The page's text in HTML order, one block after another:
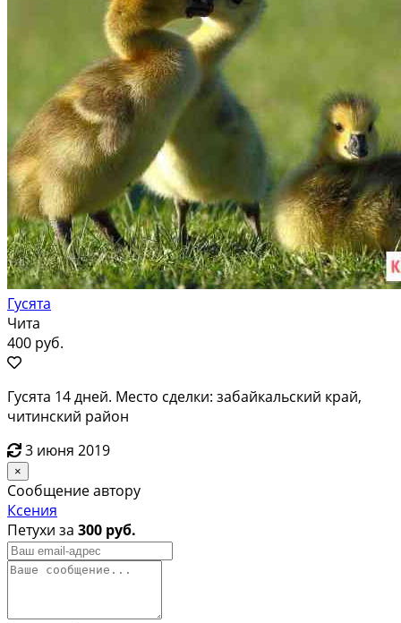
Гусята
Чита
400 руб.
Гусята 14 дней. Место сделки: забайкальский край,
читинский район
3 июня 2019
×
Сообщение автору
Ксения
Петухи за 300 руб.